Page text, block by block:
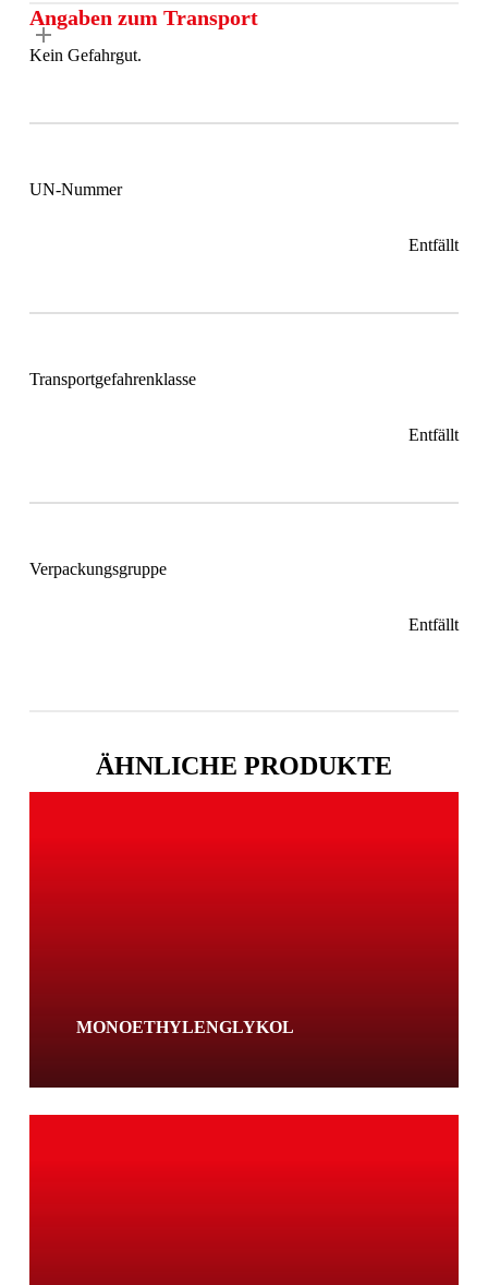
Angaben zum Transport
Kein Gefahrgut.
UN-Nummer
Entfällt
Transportgefahrenklasse
Entfällt
Verpackungsgruppe
Entfällt
ÄHNLICHE PRODUKTE
MONOETHYLENGLYKOL